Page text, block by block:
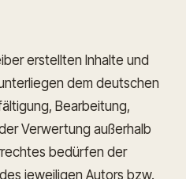
erstellten Inhalte und
dem deutschen
Bearbeitung,
Verwertung außerhalb
bedürfen der
jeweiligen Autors bzw.